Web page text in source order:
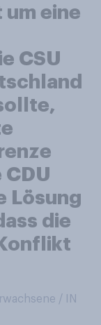
eine
CSU
Lösung
die
/ IN